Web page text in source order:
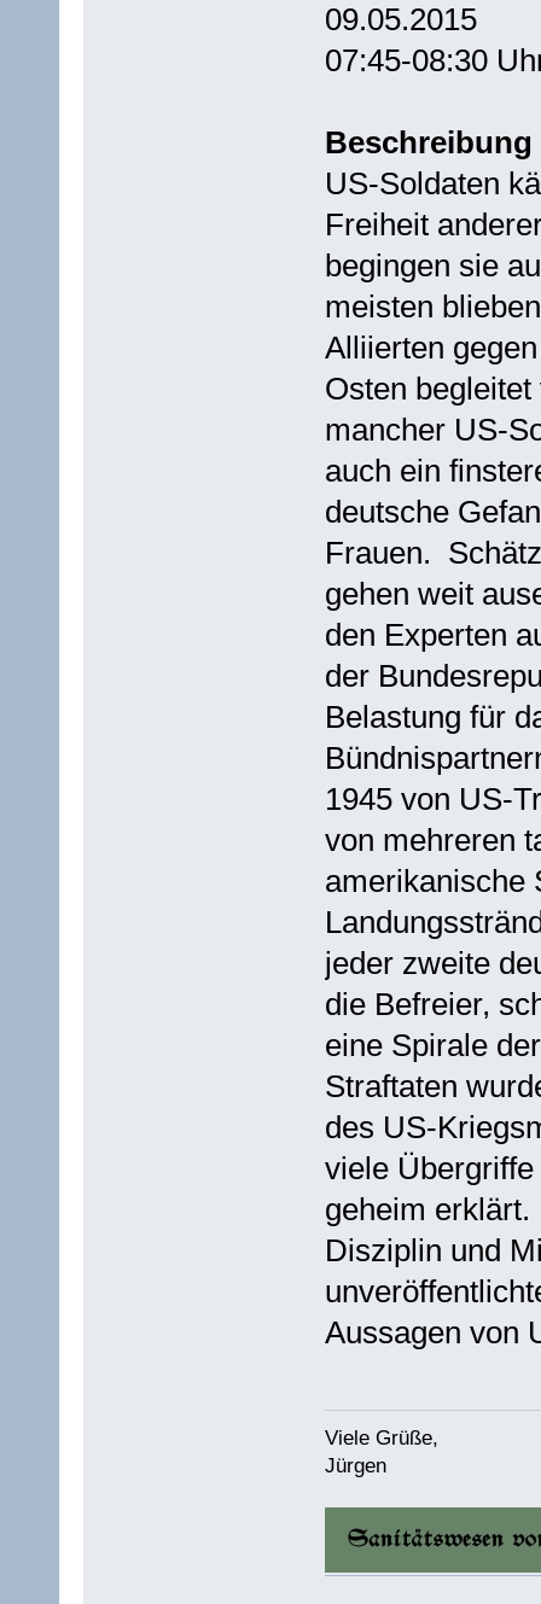
09.05.2015
07:45-08:30
Beschreibung
US-Soldaten
Freiheit
begingen sie
meisten
Alliierten
Osten
mancher US-
auch ein
deutsche
Frauen.
gehen weit
den Experten
der
Belastung für
1945 von US-
von mehreren
amerikanische
jeder zweite
die Befreier,
eine Spirale
Straftaten
des US-
viele
geheim
Disziplin und
Aussagen von
Viele Grüße,
Jürgen